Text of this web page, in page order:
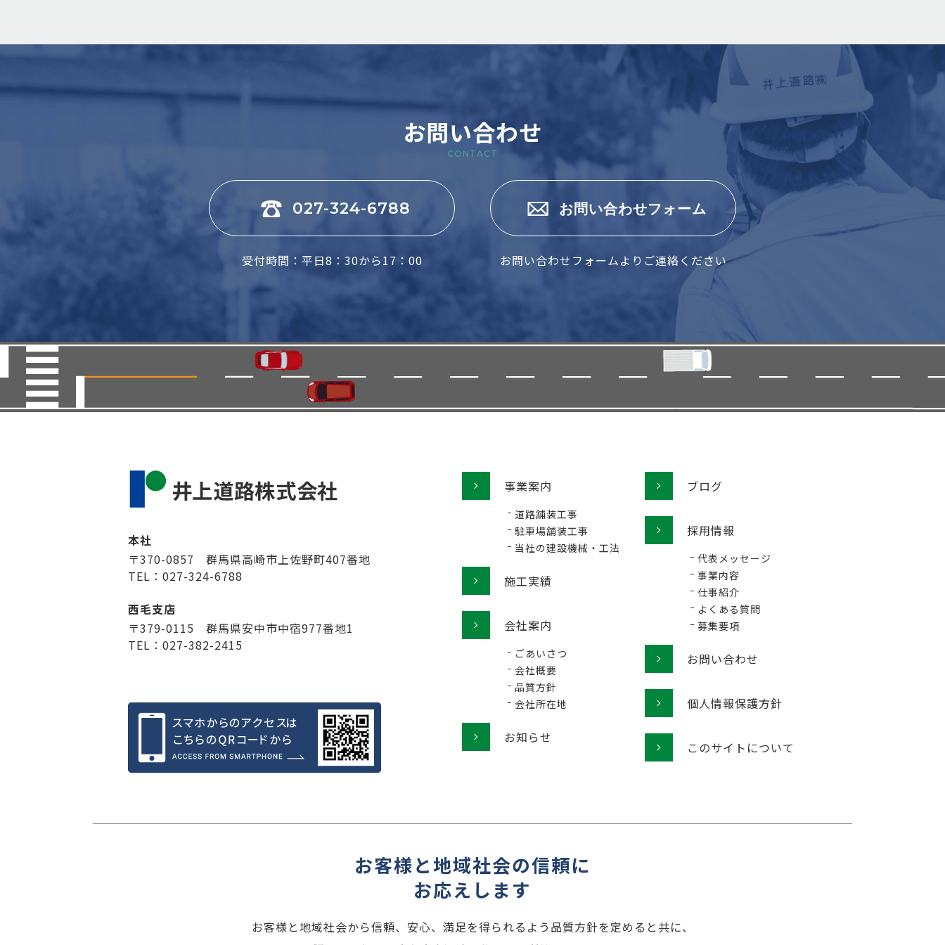
お問い合わせ
CONTACT
027-324-6788
受付時間：平日8：30から17：00
お問い合わせフォーム
お問い合わせフォームよりご連絡ください
本社
〒370-0857 群馬県高崎市上佐野町407番地
TEL：027-324-6788
西毛支店
〒379-0115 群馬県安中市中宿977番地1
TEL：027-382-2415
事業案内
道路舗装工事
駐車場舗装工事
当社の建設機械・工法
施工実績
会社案内
ごあいさつ
会社概要
品質方針
会社所在地
お知らせ
ブログ
採用情報
代表メッセージ
事業内容
仕事紹介
よくある質問
募集要項
お問い合わせ
個人情報保護方針
このサイトについて
お客様と地域社会の信頼に
お応えします
お客様と地域社会から信頼、安心、満足を得られるよう品質方針を定めると共に、